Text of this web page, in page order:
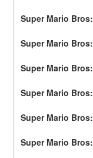
Super Mario
Super Mario
Super Mario
Super Mario
Super Mario
Super Mario